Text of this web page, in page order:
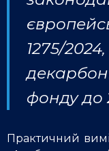
1275/
фонду до
Практичний